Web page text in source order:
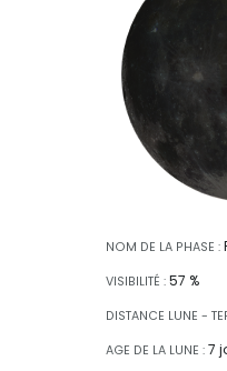
NOM DE LA PHASE :
VISIBILITÉ : 57 %
DISTANCE LUNE -
AGE DE LA LUNE : 7